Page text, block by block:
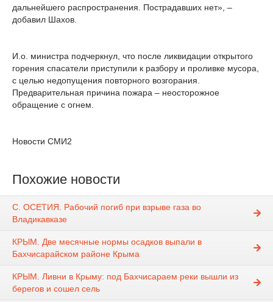
дальнейшего распространения. Пострадавших нет», –
добавил Шахов.
И.о. министра подчеркнул, что после ликвидации открытого
горения спасатели приступили к разбору и проливке мусора,
с целью недопущения повторного возгорания.
Предварительная причина пожара – неосторожное
обращение с огнем.
Новости СМИ2
Похожие новости
С. ОСЕТИЯ. Рабочий погиб при взрыве газа во
Владикавказе
КРЫМ. Две месячные нормы осадков выпали в
Бахчисарайском районе Крыма
КРЫМ. Ливни в Крыму: под Бахчисараем реки вышли из
берегов и сошел сель